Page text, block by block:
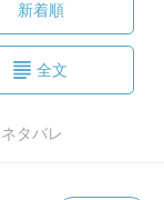
新着順
全文
ネタバレ